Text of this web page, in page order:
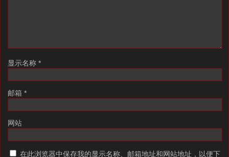
显示名称 *
邮箱 *
网站
在此浏览器中保存我的显示名称、邮箱地址和网站地址，以便下